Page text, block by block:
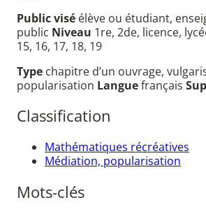
Public visé élève ou étudiant,
public Niveau 1re, 2de, licence,
15, 16, 17, 18, 19
Type chapitre d’un ouvrage,
popularisation Languefrançais
Classification
Mathématiques récréatives
Médiation, popularisation
Mots-clés